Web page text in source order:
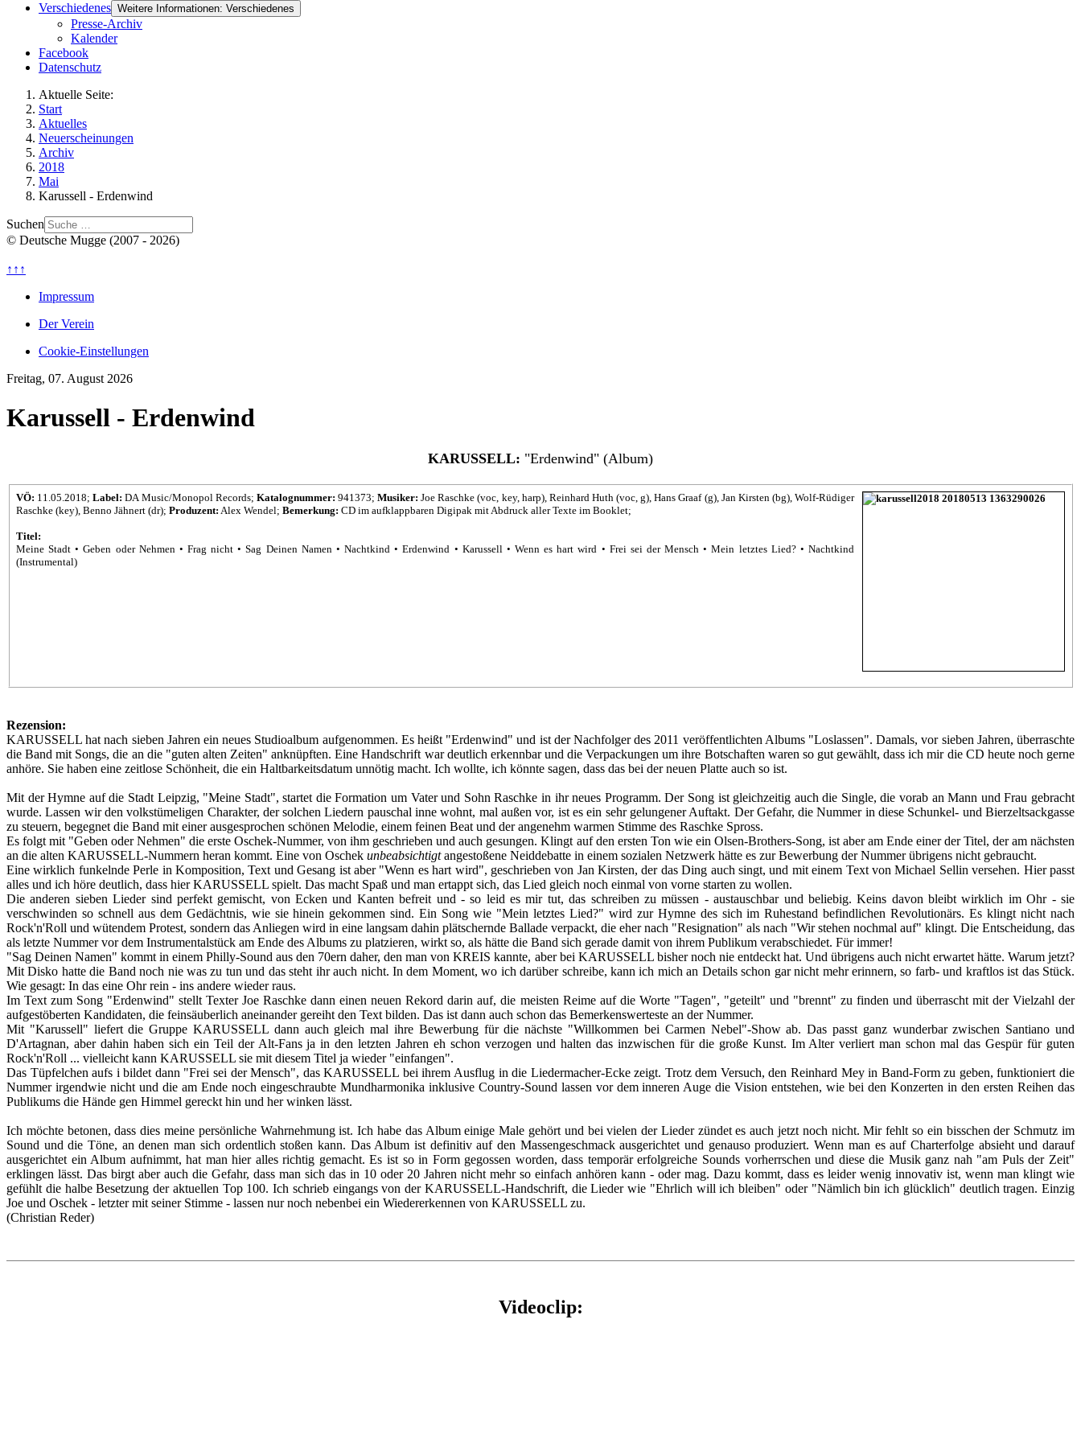
Verschiedenes Weitere Informationen: Verschiedenes
Presse-Archiv
Kalender
Facebook
Datenschutz
Aktuelle Seite:
Start
Aktuelles
Neuerscheinungen
Archiv
2018
Mai
Karussell - Erdenwind
Suchen
© Deutsche Mugge (2007 - 2026)
↑↑↑
Impressum
Der Verein
Cookie-Einstellungen
Freitag, 07. August 2026
Karussell - Erdenwind
KARUSSELL: "Erdenwind" (Album)
VÖ: 11.05.2018;Label: DA Music/Monopol Records; Katalognummer: 941373; Musiker: Joe Raschke (voc, key, harp), Reinhard Huth (voc, g), Hans Graaf (g), Jan Kirsten (bg), Wolf-Rüdiger
Raschke (key), Benno Jähnert (dr); Produzent: Alex Wendel; Bemerkung: CD im aufklappbaren Digipak mit Abdruck aller Texte im Booklet;
Titel:
Meine Stadt • Geben oder Nehmen • Frag nicht • Sag Deinen Namen • Nachtkind • Erdenwind • Karussell • Wenn es hart wird • Frei sei der Mensch • Mein letztes Lied? • Nachtkind
(Instrumental)
Rezension:
KARUSSELL hat nach sieben Jahren ein neues Studioalbum aufgenommen. Es heißt "Erdenwind" und ist der Nachfolger des 2011 veröffentlichten Albums "Loslassen". Damals, vor sieben Jahren, überraschte
die Band mit Songs, die an die "guten alten Zeiten" anknüpften. Eine Handschrift war deutlich erkennbar und die Verpackungen um ihre Botschaften waren so gut gewählt, dass ich mir die CD heute noch gerne
anhöre. Sie haben eine zeitlose Schönheit, die ein Haltbarkeitsdatum unnötig macht. Ich wollte, ich könnte sagen, dass das bei der neuen Platte auch so ist.
Mit der Hymne auf die Stadt Leipzig, "Meine Stadt", startet die Formation um Vater und Sohn Raschke in ihr neues Programm. Der Song ist gleichzeitig auch die Single, die vorab an Mann und Frau gebracht
wurde. Lassen wir den volkstümeligen Charakter, der solchen Liedern pauschal inne wohnt, mal außen vor, ist es ein sehr gelungener Auftakt. Der Gefahr, die Nummer in diese Schunkel- und Bierzeltsackgasse
zu steuern, begegnet die Band mit einer ausgesprochen schönen Melodie, einem feinen Beat und der angenehm warmen Stimme des Raschke Spross.
Es folgt mit "Geben oder Nehmen" die erste Oschek-Nummer, von ihm geschrieben und auch gesungen. Klingt auf den ersten Ton wie ein Olsen-Brothers-Song, ist aber am Ende einer der Titel, der am nächsten
an die alten KARUSSELL-Nummern heran kommt. Eine von Oschek unbeabsichtigtangestoßene Neiddebatte in einem sozialen Netzwerk hätte es zur Bewerbung der Nummer übrigens nicht gebraucht.
Eine wirklich funkelnde Perle in Komposition, Text und Gesang ist aber "Wenn es hart wird", geschrieben von Jan Kirsten, der das Ding auch singt, und mit einem Text von Michael Sellin versehen. Hier passt
alles und ich höre deutlich, dass hier KARUSSELL spielt. Das macht Spaß und man ertappt sich, das Lied gleich noch einmal von vorne starten zu wollen.
Die anderen sieben Lieder sind perfekt gemischt, von Ecken und Kanten befreit und - so leid es mir tut, das schreiben zu müssen - austauschbar und beliebig. Keins davon bleibt wirklich im Ohr - sie
verschwinden so schnell aus dem Gedächtnis, wie sie hinein gekommen sind. Ein Song wie "Mein letztes Lied?" wird zur Hymne des sich im Ruhestand befindlichen Revolutionärs. Es klingt nicht nach
Rock'n'Roll und wütendem Protest, sondern das Anliegen wird in eine langsam dahin plätschernde Ballade verpackt, die eher nach "Resignation" als nach "Wir stehen nochmal auf" klingt. Die Entscheidung, das
als letzte Nummer vor dem Instrumentalstück am Ende des Albums zu platzieren, wirkt so, als hätte die Band sich gerade damit von ihrem Publikum verabschiedet. Für immer!
"Sag Deinen Namen" kommt in einem Philly-Sound aus den 70ern daher, den man von KREIS kannte, aber bei KARUSSELL bisher noch nie entdeckt hat. Und übrigens auch nicht erwartet hätte. Warum jetzt?
Mit Disko hatte die Band noch nie was zu tun und das steht ihr auch nicht. In dem Moment, wo ich darüber schreibe, kann ich mich an Details schon gar nicht mehr erinnern, so farb- und kraftlos ist das Stück.
Wie gesagt: In das eine Ohr rein - ins andere wieder raus.
Im Text zum Song "Erdenwind" stellt Texter Joe Raschke dann einen neuen Rekord darin auf, die meisten Reime auf die Worte "Tagen", "geteilt" und "brennt" zu finden und überrascht mit der Vielzahl der
aufgestöberten Kandidaten, die feinsäuberlich aneinander gereiht den Text bilden. Das ist dann auch schon das Bemerkenswerteste an der Nummer.
Mit "Karussell" liefert die Gruppe KARUSSELL dann auch gleich mal ihre Bewerbung für die nächste "Willkommen bei Carmen Nebel"-Show ab. Das passt ganz wunderbar zwischen Santiano und
D'Artagnan, aber dahin haben sich ein Teil der Alt-Fans ja in den letzten Jahren eh schon verzogen und halten das inzwischen für die große Kunst. Im Alter verliert man schon mal das Gespür für guten
Rock'n'Roll ... vielleicht kann KARUSSELL sie mit diesem Titel ja wieder "einfangen".
Das Tüpfelchen aufs i bildet dann "Frei sei der Mensch", das KARUSSELL bei ihrem Ausflug in die Liedermacher-Ecke zeigt. Trotz dem Versuch, den Reinhard Mey in Band-Form zu geben, funktioniert die
Nummer irgendwie nicht und die am Ende noch eingeschraubte Mundharmonika inklusive Country-Sound lassen vor dem inneren Auge die Vision entstehen, wie bei den Konzerten in den ersten Reihen das
Publikums die Hände gen Himmel gereckt hin und her winken lässt.
Ich möchte betonen, dass dies meine persönliche Wahrnehmung ist. Ich habe das Album einige Male gehört und bei vielen der Lieder zündet es auch jetzt noch nicht. Mir fehlt so ein bisschen der Schmutz im
Sound und die Töne, an denen man sich ordentlich stoßen kann. Das Album ist definitiv auf den Massengeschmack ausgerichtet und genauso produziert. Wenn man es auf Charterfolge absieht und darauf
ausgerichtet ein Album aufnimmt, hat man hier alles richtig gemacht. Es ist so in Form gegossen worden, dass temporär erfolgreiche Sounds vorherrschen und diese die Musik ganz nah "am Puls der Zeit"
erklingen lässt. Das birgt aber auch die Gefahr, dass man sich das in 10 oder 20 Jahren nicht mehr so einfach anhören kann - oder mag. Dazu kommt, dass es leider wenig innovativ ist, wenn man klingt wie
gefühlt die halbe Besetzung der aktuellen Top 100. Ich schrieb eingangs von der KARUSSELL-Handschrift, die Lieder wie "Ehrlich will ich bleiben" oder "Nämlich bin ich glücklich" deutlich tragen. Einzig
Joe und Oschek - letzter mit seiner Stimme - lassen nur noch nebenbei ein Wiedererkennen von KARUSSELL zu.
(Christian Reder)
Videoclip: